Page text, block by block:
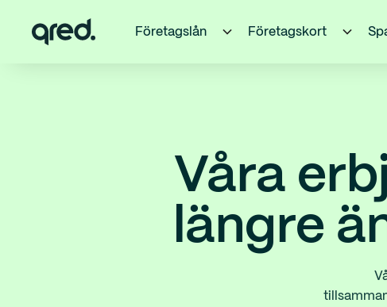
Företagslån Företagskort
Våra
längre